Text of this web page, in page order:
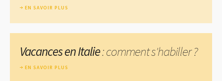
EN SAVOIR PLUS
Vacances en Italie: comment s'habiller ?
EN SAVOIR PLUS